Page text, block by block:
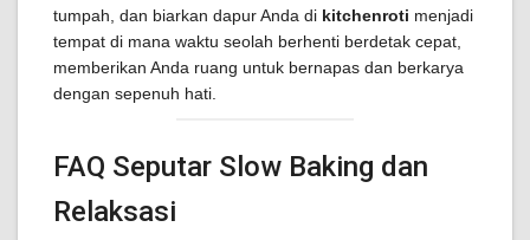
tumpah, dan biarkan dapur Anda di kitchenroti menjadi
tempat di mana waktu seolah berhenti berdetak cepat,
memberikan Anda ruang untuk bernapas dan berkarya
dengan sepenuh hati.
FAQ Seputar Slow Baking dan
Relaksasi